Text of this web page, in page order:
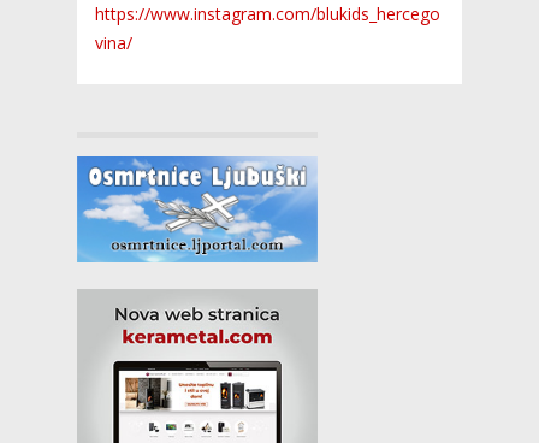
https://www.instagram.com/blukids_hercego
vina/